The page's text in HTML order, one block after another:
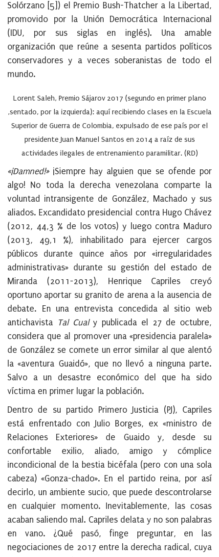
Solórzano [5]) el Premio Bush-Thatcher a la Libertad,
promovido por la Unión Democrática Internacional
(IDU, por sus siglas en inglés). Una amable
organización que reúne a sesenta partidos políticos
conservadores y a veces soberanistas de todo el
mundo.
Lorent Saleh, Premio Sájarov 2017 (segundo en primer plano
,sentado, por la izquierda): aquí recibiendo clases en la Escuela
Superior de Guerra de Colombia, expulsado de ese país por el
presidente Juan Manuel Santos en 2014 a raíz de sus
actividades ilegales de entrenamiento paramilitar. (RD)
«¡Damned!»¡Siempre hay alguien que se ofende por
algo! No toda la derecha venezolana comparte la
voluntad intransigente de González, Machado y sus
aliados. Excandidato presidencial contra Hugo Chávez
(2012, 44,3 % de los votos) y luego contra Maduro
(2013, 49,1 %), inhabilitado para ejercer cargos
públicos durante quince años por «irregularidades
administrativas» durante su gestión del estado de
Miranda (2011-2013), Henrique Capriles creyó
oportuno aportar su granito de arena a la ausencia de
debate. En una entrevista concedida al sitio web
antichavista Tal Cualy publicada el 27 de octubre,
considera que al promover una «presidencia paralela»
de González se comete un error similar al que alentó
la «aventura Guaidó», que no llevó a ninguna parte.
Salvo a un desastre económico del que ha sido
víctima en primer lugar la población.
Dentro de su partido Primero Justicia (PJ), Capriles
está enfrentado con Julio Borges, ex «ministro de
Relaciones Exteriores» de Guaido y, desde su
confortable exilio, aliado, amigo y cómplice
incondicional de la bestia bicéfala (pero con una sola
cabeza) «Gonza-chado». En el partido reina, por así
decirlo, un ambiente sucio, que puede descontrolarse
en cualquier momento. Inevitablemente, las cosas
acaban saliendo mal. Capriles delata y no son palabras
en vano. ¿Qué pasó, finge preguntar, en las
negociaciones de 2017 entre la derecha radical, cuya